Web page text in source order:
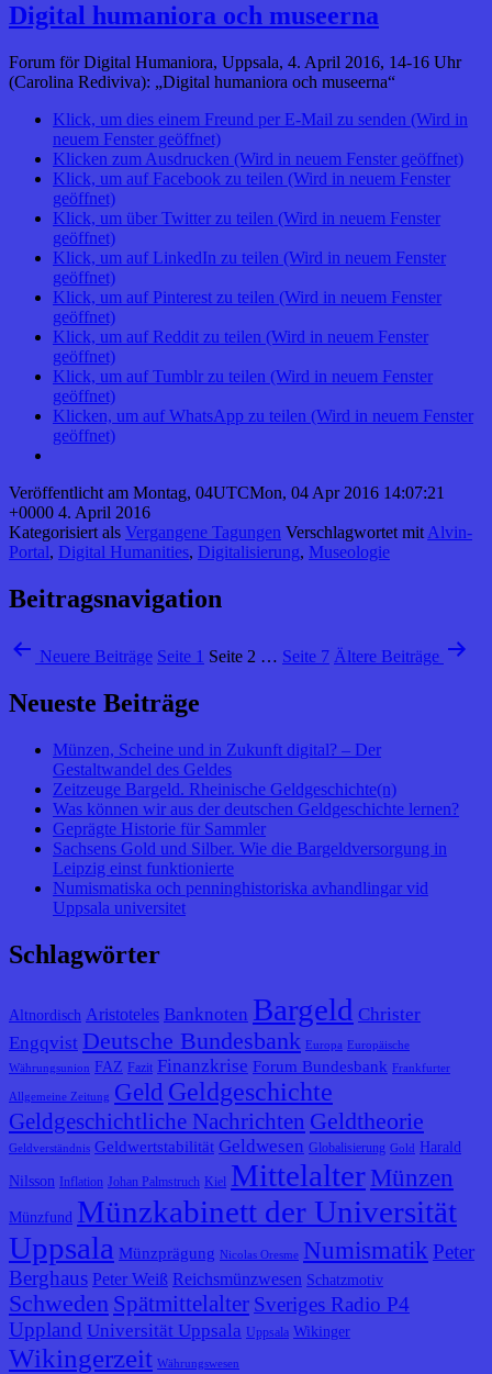
Digital humaniora och museerna
Forum för Digital Humaniora, Uppsala, 4. April 2016, 14-16 Uhr
(Carolina Rediviva): „Digital humaniora och museerna“
Klick, um dies einem Freund per E-Mail zu senden (Wird in
neuem Fenster geöffnet)
Klicken zum Ausdrucken (Wird in neuem Fenster geöffnet)
Klick, um auf Facebook zu teilen (Wird in neuem Fenster
geöffnet)
Klick, um über Twitter zu teilen (Wird in neuem Fenster
geöffnet)
Klick, um auf LinkedIn zu teilen (Wird in neuem Fenster
geöffnet)
Klick, um auf Pinterest zu teilen (Wird in neuem Fenster
geöffnet)
Klick, um auf Reddit zu teilen (Wird in neuem Fenster
geöffnet)
Klick, um auf Tumblr zu teilen (Wird in neuem Fenster
geöffnet)
Klicken, um auf WhatsApp zu teilen (Wird in neuem Fenster
geöffnet)
Veröffentlicht am Montag, 04UTCMon, 04 Apr 2016 14:07:21
+0000 4. April 2016
Kategorisiert als Vergangene Tagungen Verschlagwortet mit Alvin-
Portal, Digital Humanities, Digitalisierung, Museologie
Beitragsnavigation
Neuere Beiträge Seite 1 Seite 2 … Seite 7 Ältere Beiträge
Neueste Beiträge
Münzen, Scheine und in Zukunft digital? – Der
Gestaltwandel des Geldes
Zeitzeuge Bargeld. Rheinische Geldgeschichte(n)
Was können wir aus der deutschen Geldgeschichte lernen?
Geprägte Historie für Sammler
Sachsens Gold und Silber. Wie die Bargeldversorgung in
Leipzig einst funktionierte
Numismatiska och penninghistoriska avhandlingar vid
Uppsala universitet
Schlagwörter
Altnordisch Aristoteles Banknoten Bargeld Christer
Engqvist Deutsche Bundesbank Europa
Europäische
Währungsunion FAZ Fazit Finanzkrise Forum Bundesbank Frankfurter
Allgemeine Zeitung Geld Geldgeschichte
Geldgeschichtliche Nachrichten Geldtheorie
Geldverständnis Geldwertstabilität Geldwesen Globalisierung Gold Harald
Nilsson Inflation Johan Palmstruch Kiel Mittelalter Münzen
Münzfund Münzkabinett der Universität
Uppsala Münzprägung Nicolas Oresme Numismatik Peter
Berghaus Peter Weiß Reichsmünzwesen Schatzmotiv
Schweden Spätmittelalter Sveriges Radio P4
Uppland Universität Uppsala Uppsala Wikinger
Wikingerzeit Währungswesen